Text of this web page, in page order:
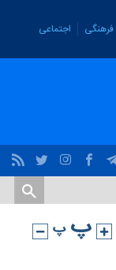
فرهنگی
اجتماعی